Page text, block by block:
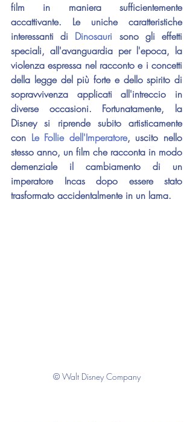
film in maniera sufficientemente
accattivante. Le uniche caratteristiche
interessanti di Dinosauri sono gli effetti
speciali, all'avanguardia per l'epoca, la
violenza espressa nel racconto e i concetti
della legge del più forte e dello spirito di
sopravvivenza applicati all'intreccio in
diverse occasioni. Fortunatamente, la
Disney si riprende subito artisticamente
con Le Follie dell'Imperatore, uscito nello
stesso anno, un film che racconta in modo
demenziale il cambiamento di un
imperatore Incas dopo essere stato
trasformato accidentalmente in un lama.
© Walt Disney Company